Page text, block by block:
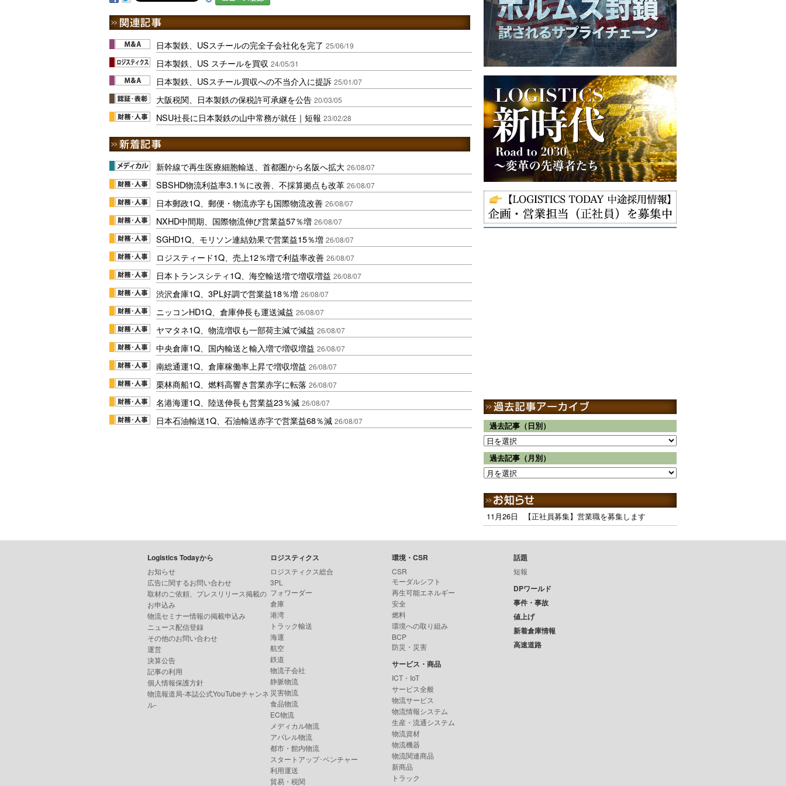
日本製鉄、USスチールの完全子会社化を完了 25/06/19
日本製鉄、US スチールを買収 24/05/31
日本製鉄、USスチール買収への不当介入に提訴 25/01/07
大阪税関、日本製鉄の保税許可承継を公告 20/03/05
NSU社長に日本製鉄の山中常務が就任｜短報 23/02/28
新幹線で再生医療細胞輸送、首都圏から名阪へ拡大 26/08/07
SBSHD物流利益率3.1％に改善、不採算拠点も改革 26/08/07
日本郵政1Q、郵便・物流赤字も国際物流改善 26/08/07
NXHD中間期、国際物流伸び営業益57％増 26/08/07
SGHD1Q、モリソン連結効果で営業益15％増 26/08/07
ロジスティード1Q、売上12％増で利益率改善 26/08/07
日本トランスシティ1Q、海空輸送増で増収増益 26/08/07
渋沢倉庫1Q、3PL好調で営業益18％増 26/08/07
ニッコンHD1Q、倉庫伸長も運送減益 26/08/07
ヤマタネ1Q、物流増収も一部荷主減で減益 26/08/07
中央倉庫1Q、国内輸送と輸入増で増収増益 26/08/07
南総通運1Q、倉庫稼働率上昇で増収増益 26/08/07
栗林商船1Q、燃料高響き営業赤字に転落 26/08/07
名港海運1Q、陸送伸長も営業益23％減 26/08/07
日本石油輸送1Q、石油輸送赤字で営業益68％減 26/08/07 過去記事（日別）
過去記事（月別）
11月26日 【正社員募集】営業職を募集します
Logistics Todayから
お知らせ
広告に関するお問い合わせ
取材のご依頼、プレスリリース掲載の
お申込み
物流セミナー情報の掲載申込み
ニュース配信登録
その他のお問い合わせ
運営
決算公告
記事の利用
個人情報保護方針
物流報道局-本誌公式YouTubeチャンネ
ル-
ロジスティクス
ロジスティクス総合
3PL
フォワーダー
倉庫
港湾
トラック輸送
海運
航空
鉄道
物流子会社
静脈物流
災害物流
食品物流
EC物流
メディカル物流
アパレル物流
都市・館内物流
スタートアップ･ベンチャー
利用運送
貿易・税関
環境・CSR
CSR
モーダルシフト
再生可能エネルギー
安全
燃料
環境への取り組み
BCP
防災・災害
サービス・商品
ICT・IoT
サービス全般
物流サービス
物流情報システム
生産・流通システム
物流資材
物流機器
物流関連商品
新商品
トラック
話題
短報
DPワールド
事件・事故
値上げ
新着倉庫情報
高速道路